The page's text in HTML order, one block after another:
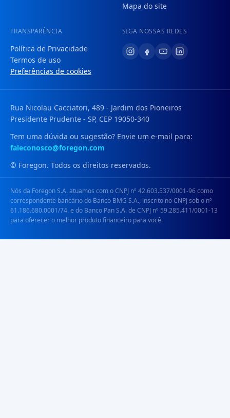
Mapa do site
TRANSPARÊNCIA
Política de Privacidade
Termos de uso
Preferências de cookies
SIGA NOSSAS REDES
Rua Nicolau Cacciatori, 489 - Jardim dos Pioneiros
Presidente Prudente - SP, CEP 19050-340
Tem uma dúvida ou sugestão? Envie um e-mail para:
faleconosco@foregon.com
© Foregon. Todos os direitos reservados.
Nós da Foregon S.A. atuamos com o CNPJ nº 42.603.537/0001-96 como
correspondente bancário do Banco BMG S.A., inscrito no CNPJ sob o nº
61.186.680.0001/74. e do Banco Pan S.A. de CNPJ nº 59.285.411/0001-13
para oferecer o melhor produto financeiro para você.